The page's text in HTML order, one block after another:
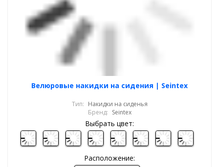
Велюровые накидки на сидения | Seintex
Тип: Накидки на сиденья
Бренд: Seintex
Выбрать цвет:
Расположение: